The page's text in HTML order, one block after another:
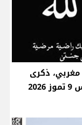
ذكرى